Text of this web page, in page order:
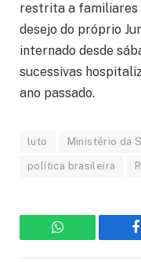
restrita a familiares
desejo do próprio
internado desde
sucessivas
ano passado.
luto Ministério da
política brasileira
WhatsApp